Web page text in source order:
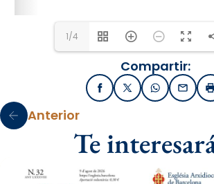
1/4
Compartir:
FacebookX / TwitterWhatsApp
Email
Anterior
Te